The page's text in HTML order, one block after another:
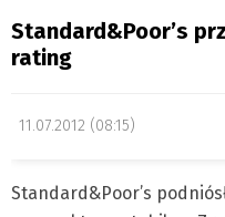
Standard&Poor’s
rating
11.07.2012 (08:15)
Standard&Poor’s